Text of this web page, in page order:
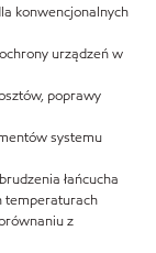
konwencjonalnych
urządzeń w
poprawy
systemu
łańcucha
temperaturach
z